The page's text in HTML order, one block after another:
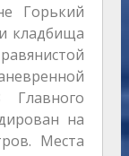
Горький
кладбища
на
Места